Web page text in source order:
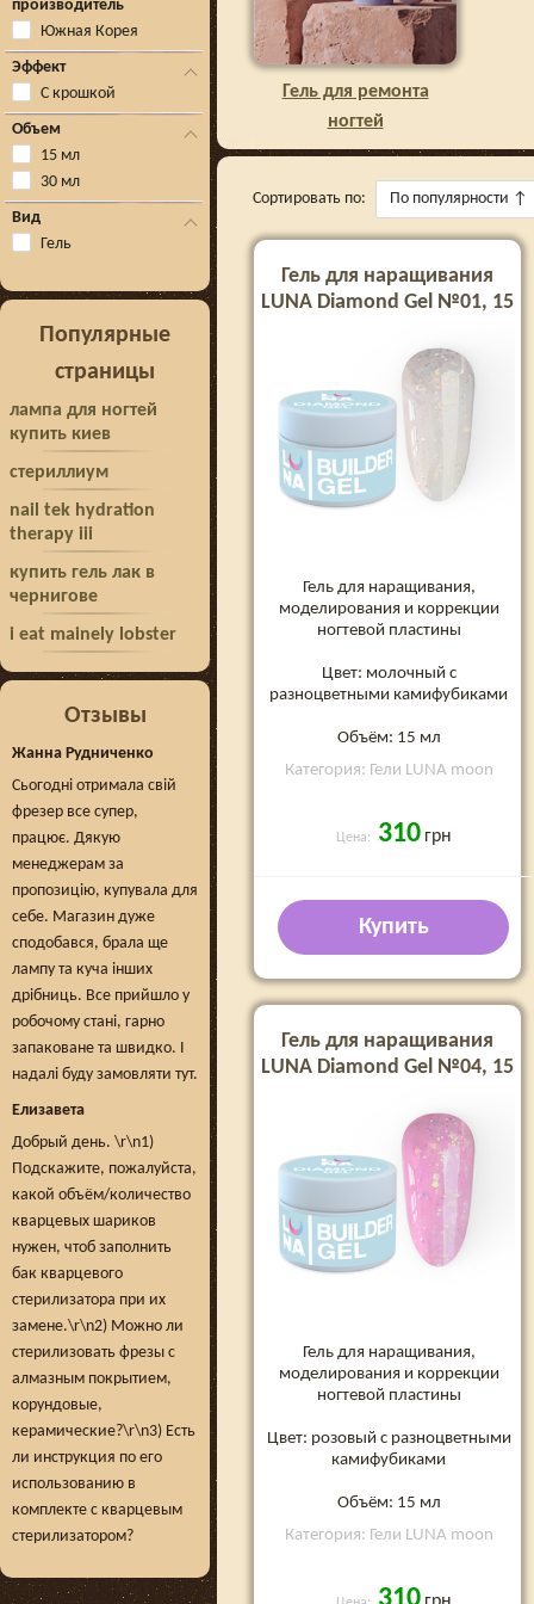
производитель
Южная Корея
Эффект
С крошкой
Объем
15 мл
30 мл
Вид
Гель
Популярные
страницы
лампа для ногтей
купить киев
стериллиум
nail tek hydration
therapy iii
купить гель лак в
чернигове
i eat mainely lobster
Отзывы
Жанна Рудниченко
Сьогодні отримала свій
фрезер все супер,
працює. Дякую
менеджерам за
пропозицію, купувала для
себе. Магазин дуже
сподобався, брала ще
лампу та куча інших
дрібниць. Все прийшло у
робочому стані, гарно
запаковане та швидко. І
надалі буду замовляти тут.
Елизавета
Добрый день. \r\n1)
Подскажите, пожалуйста,
какой объём/количество
кварцевых шариков
нужен, чтоб заполнить
бак кварцевого
стерилизатора при их
замене.\r\n2) Можно ли
стерилизовать фрезы с
алмазным покрытием,
корундовые,
керамические?\r\n3) Есть
ли инструкция по его
использованию в
комплекте с кварцевым
стерилизатором?
Гель для ремонта
ногтей
Сортировать по: По популярности ↑
Гель для наращивания
LUNA Diamond Gel №01, 15
Гель для наращивания,
моделирования и коррекции
ногтевой пластины
Цвет: молочный с
разноцветными камифубиками
Объём: 15 мл
Категория: Гели LUNA moon
Цена: 310 грн
Купить
Гель для наращивания
LUNA Diamond Gel №04, 15
Гель для наращивания,
моделирования и коррекции
ногтевой пластины
Цвет: розовый с разноцветными
камифубиками
Объём: 15 мл
Категория: Гели LUNA moon